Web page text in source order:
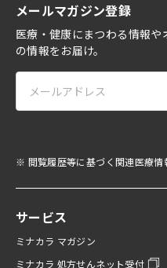
メールマガジン登録
医療・健康にまつわる情報
の情報をお届け。
※ 閲覧履歴等に基づく関連医療情
サービス
ミナカラ マガジン
ミナカラ 処方せんネット受付